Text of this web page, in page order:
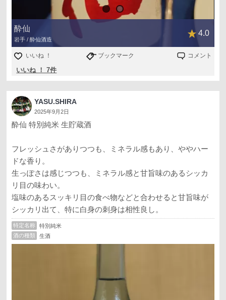
酔仙
岩手 / 酔仙酒造
4.0
いいね ！ ブックマーク コメント
いいね ！ 7件
YASU.SHIRA
2025年9月2日
酔仙 特別純米 生貯蔵酒
フレッシュさがありつつも、ミネラル感もあり、ややハー
ドな香り。
生っぽさは感じつつも、ミネラル感と甘旨味のあるシッカ
リ目の味わい。
塩味のあるスッキリ目の食べ物などと合わせると甘旨味が
シッカリ出て、特に白身の刺身は相性良し。
特定名称
特別純米
酒の種類
生酒